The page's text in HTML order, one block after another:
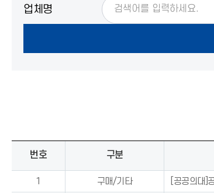
업체명
번호 구분
1 구매/기타 [공공의대]